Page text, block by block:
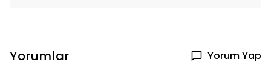
Yorumlar Yorum Yap